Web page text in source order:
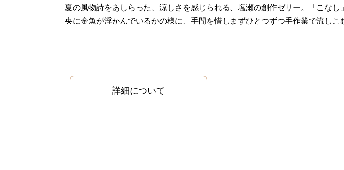
夏の風物詩をあしらった、涼しさを感じられる、塩瀬の創作ゼリー。「こな
央に金魚が浮かんでいるかの様に、手間を惜しまずひとつずつ手作業で流しこ
詳細について